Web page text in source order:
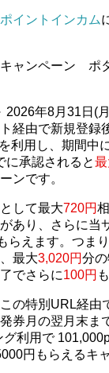
ポイントインカム
ャンペーン ポ
2026年8月31日(
経由で新規登録
利用し、期間中
に承認されると
ンです。
して最大720円
あり、さらに当
らえます。つま
最大3,020円分
でさらに100円
この特別URL経
券月の翌月末ま
利用で
円もらえるキ